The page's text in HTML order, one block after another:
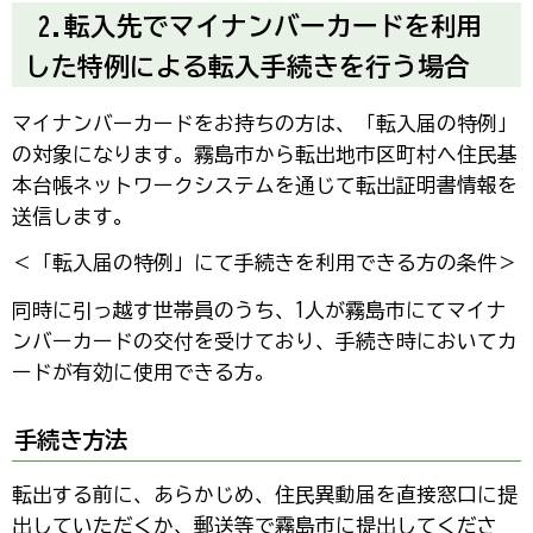
2.転入先でマイナンバーカードを利用
した特例による転入手続きを行う場合
マイナンバーカードをお持ちの方は、「転入届の特例」
の対象になります。霧島市から転出地市区町村へ住民基
本台帳ネットワークシステムを通じて転出証明書情報を
送信します。
＜「転入届の特例」にて手続きを利用できる方の条件＞
同時に引っ越す世帯員のうち、1人が霧島市にてマイナ
ンバーカードの交付を受けており、手続き時においてカ
ードが有効に使用できる方。
手続き方法
転出する前に、あらかじめ、住民異動届を直接窓口に提
出していただくか、郵送等で霧島市に提出してくださ